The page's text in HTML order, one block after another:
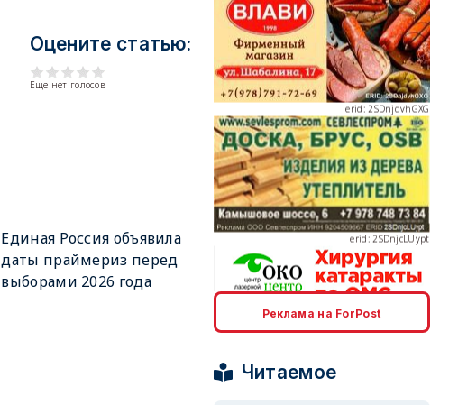
Оцените статью:
Еще нет голосов
Единая Россия объявила
даты праймериз перед
выборами 2026 года
erid: 2SDnjdvhGXG
erid: 2SDnjcLUypt
erid: 2SDnjcrDNw6
Реклама на ForPost
Читаемое